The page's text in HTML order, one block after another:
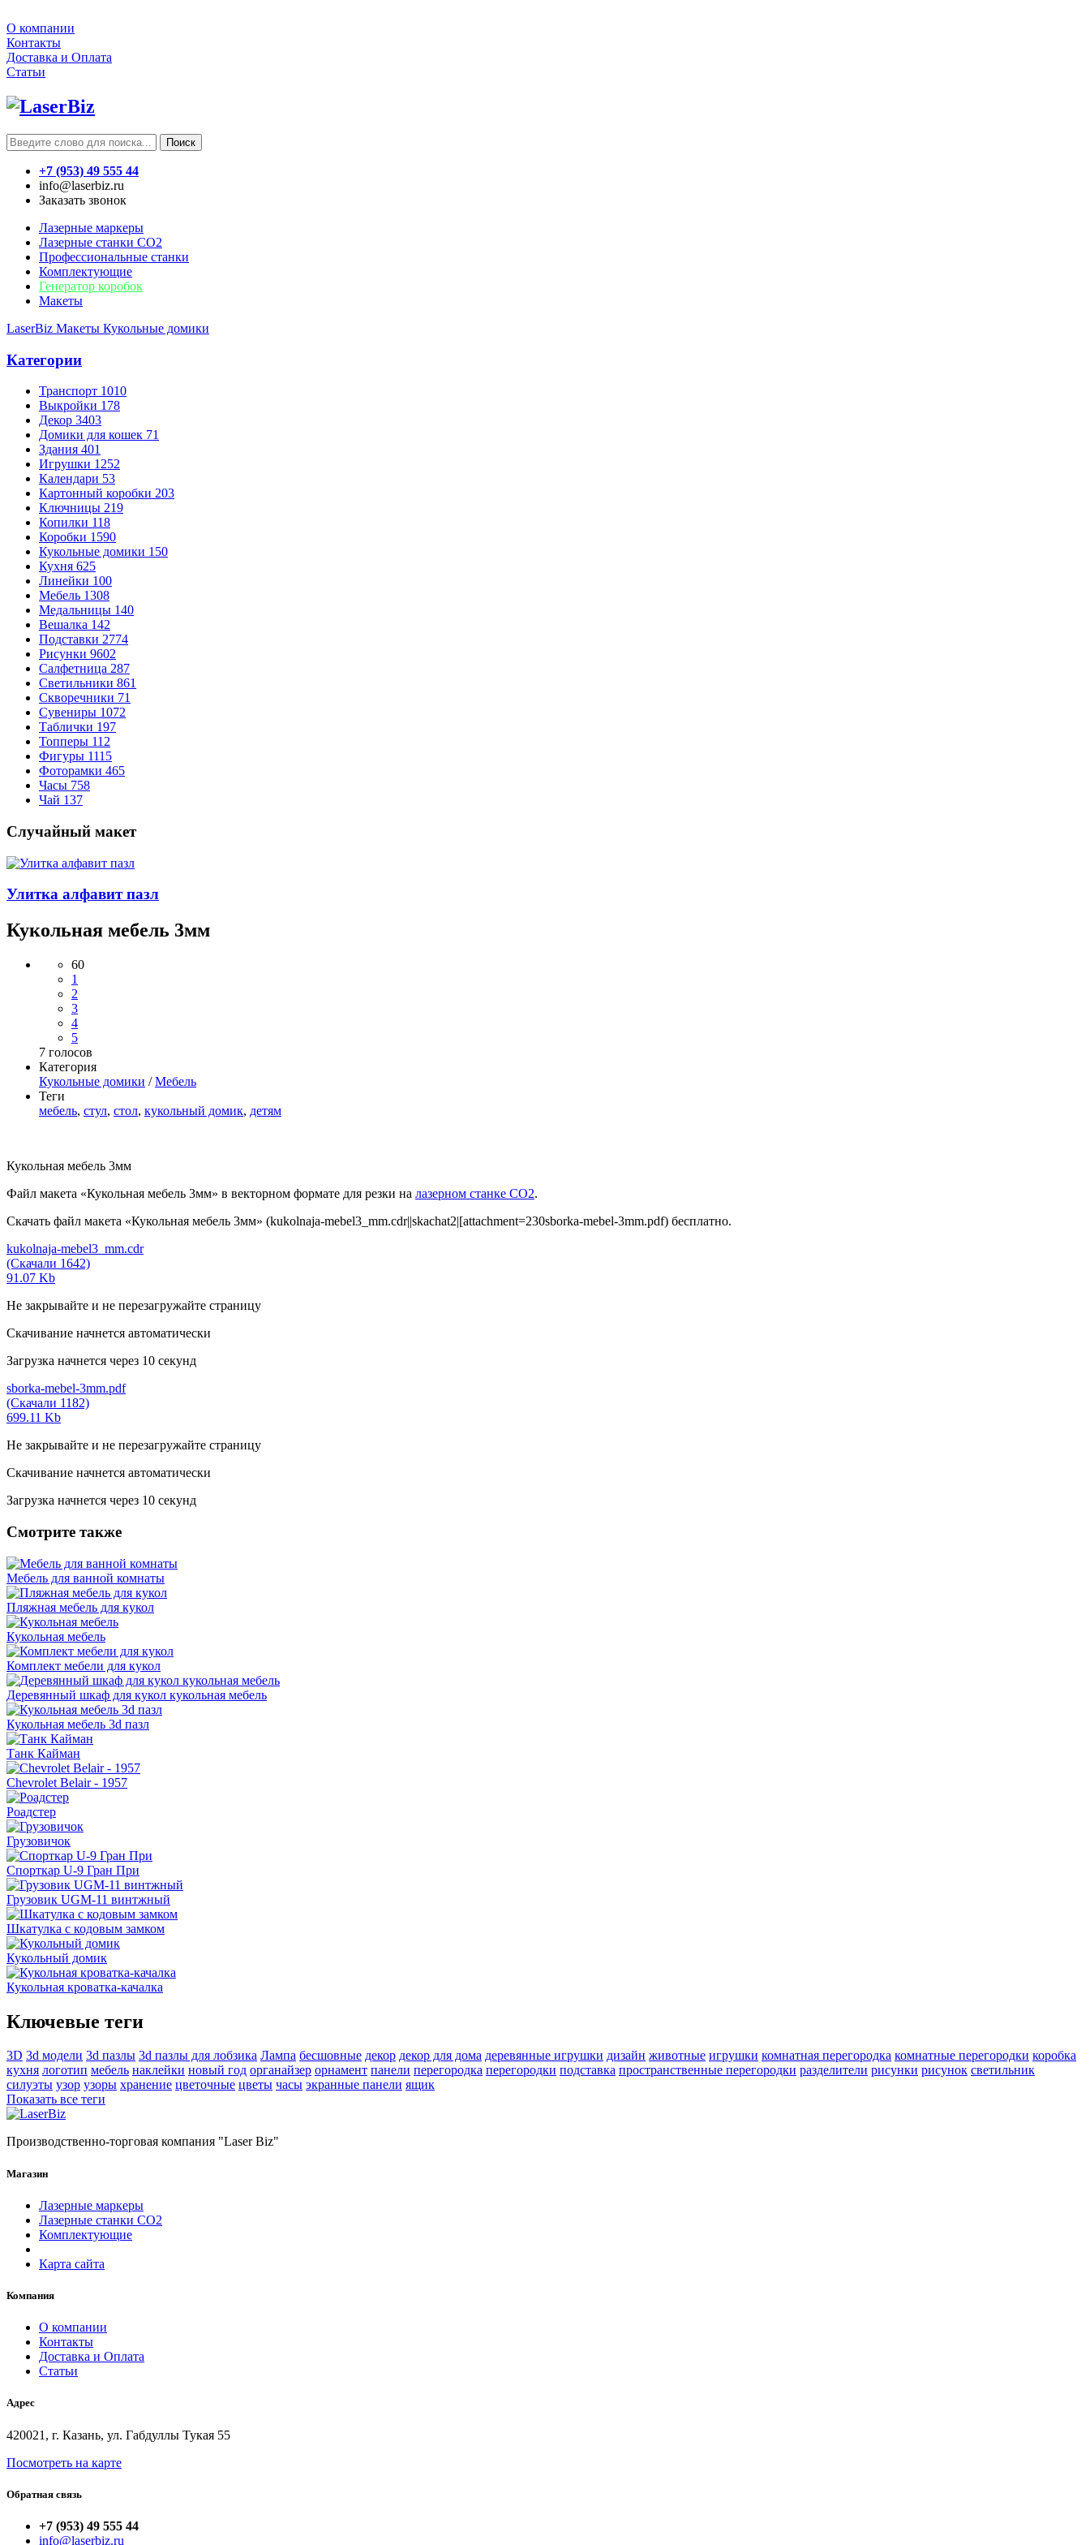
О компании
Контакты
Доставка и Оплата
Статьи
Поиск
+7 (953) 49 555 44
info@laserbiz.ru
Заказать звонок
Лазерные маркеры
Лазерные станки CO2
Профессиональные станки
Комплектующие
Генератор коробок
Макеты
LaserBiz Макеты Кукольные домики
Категории
Транспорт 1010
Выкройки 178
Декор 3403
Домики для кошек 71
Здания 401
Игрушки 1252
Календари 53
Картонный коробки 203
Ключницы 219
Копилки 118
Коробки 1590
Кукольные домики 150
Кухня 625
Линейки 100
Мебель 1308
Медальницы 140
Вешалка 142
Подставки 2774
Рисунки 9602
Салфетница 287
Светильники 861
Скворечники 71
Сувениры 1072
Таблички 197
Топперы 112
Фигуры 1115
Фоторамки 465
Часы 758
Чай 137
Случайный макет
Улитка алфавит пазл
Кукольная мебель 3мм
60
1
2
3
4
5
7 голосов
Категория
Кукольные домики /Мебель
Теги
мебель, стул, стол, кукольный домик, детям
Кукольная мебель 3мм
Файл макета «Кукольная мебель 3мм» в векторном формате для резки на лазерном станке СО2.
Скачать файл макета «Кукольная мебель 3мм» (kukolnaja-mebel3_mm.cdr||skachat2|[attachment=230sborka-mebel-3mm.pdf) бесплатно.
kukolnaja-mebel3_mm.cdr
(Скачали 1642)
91.07 Kb
Не закрывайте и не перезагружайте страницу
Скачивание начнется автоматически
Загрузка начнется через 10 секунд
sborka-mebel-3mm.pdf
(Скачали 1182)
699.11 Kb
Не закрывайте и не перезагружайте страницу
Скачивание начнется автоматически
Загрузка начнется через 10 секунд
Смотрите также
Мебель для ванной комнаты
Пляжная мебель для кукол
Кукольная мебель
Комплект мебели для кукол
Деревянный шкаф для кукол кукольная мебель
Кукольная мебель 3d пазл
Танк Кайман
Chevrolet Belair - 1957
Роадстер
Грузовичок
Спорткар U-9 Гран При
Грузовик UGM-11 винтжный
Шкатулка с кодовым замком
Кукольный домик
Кукольная кроватка-качалка
Ключевые теги
3D 3d модели 3d пазлы 3d пазлы для лобзика Лампа бесшовные декор декор для дома деревянные игрушки дизайн животные игрушки комнатная перегородка комнатные перегородки коробка
кухня логотип мебель наклейки новый год органайзер орнамент панели перегородка перегородки подставка пространственные перегородки разделители рисунки рисунок светильник
силуэты узор узоры хранение цветочные цветы часы экранные панели ящик
Показать все теги
Производственно-торговая компания "Laser Biz"
Магазин
Лазерные маркеры
Лазерные станки СО2
Комплектующие
Карта сайта
Компания
О компании
Контакты
Доставка и Оплата
Статьи
Адрес
420021, г. Казань, ул. Габдуллы Тукая 55
Посмотреть на карте
Обратная связь
+7 (953) 49 555 44
info@laserbiz.ru